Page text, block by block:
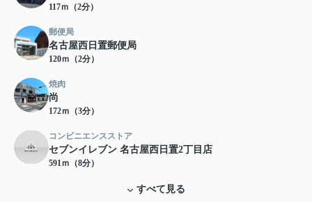
117ｍ（2分）
郵便局
名古屋西日置郵便局
120ｍ（2分）
焼肉
尚
172ｍ（3分）
コンビニエンスストア
セブンイレブン 名古屋西日置2丁目店
591ｍ（8分）
すべて見る